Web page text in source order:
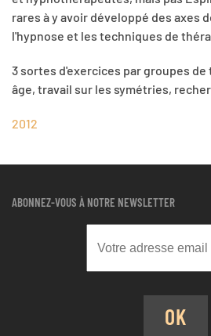
rares à y avoir développé des axes
l'hypnose et les techniques de
3 sortes d'exercices par groupes
âge, travail sur les symétries,
2012
ABONNEZ-VOUS À NOTRE NEWSLETTER
OK